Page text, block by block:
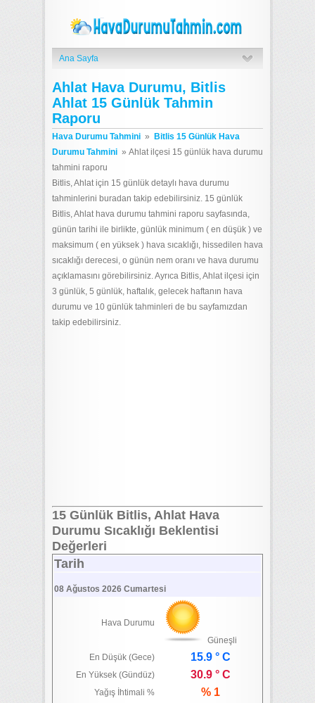
Ana Sayfa
Ahlat Hava Durumu, Bitlis
Ahlat 15 Günlük Tahmin
Raporu
Hava Durumu Tahmini »
Bitlis 15 Günlük Hava
Durumu Tahmini » Ahlat ilçesi 15 günlük hava durumu
tahmini raporu
Bitlis, Ahlat için 15 günlük detaylı hava durumu
tahminlerini buradan takip edebilirsiniz. 15 günlük
Bitlis, Ahlat hava durumu tahmini raporu sayfasında,
günün tarihi ile birlikte, günlük minimum ( en düşük ) ve
maksimum ( en yüksek ) hava sıcaklığı, hissedilen hava
sıcaklığı derecesi, o günün nem oranı ve hava durumu
açıklamasını görebilirsiniz. Ayrıca Bitlis, Ahlat ilçesi için
3 günlük, 5 günlük, haftalık, gelecek haftanın hava
durumu ve 10 günlük tahminleri de bu sayfamızdan
takip edebilirsiniz.
15 Günlük Bitlis, Ahlat Hava
Durumu Sıcaklığı Beklentisi
Değerleri
Tarih
08 Ağustos 2026 Cumartesi
Hava Durumu
Güneşli
En Düşük (Gece)
15.9 ° C
En Yüksek (Gündüz) 30.9 ° C
Yağış İhtimali % % 1